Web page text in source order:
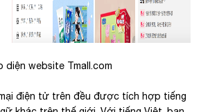
diện website Tmall.com
điện tử trên đều được tích hợp tiếng